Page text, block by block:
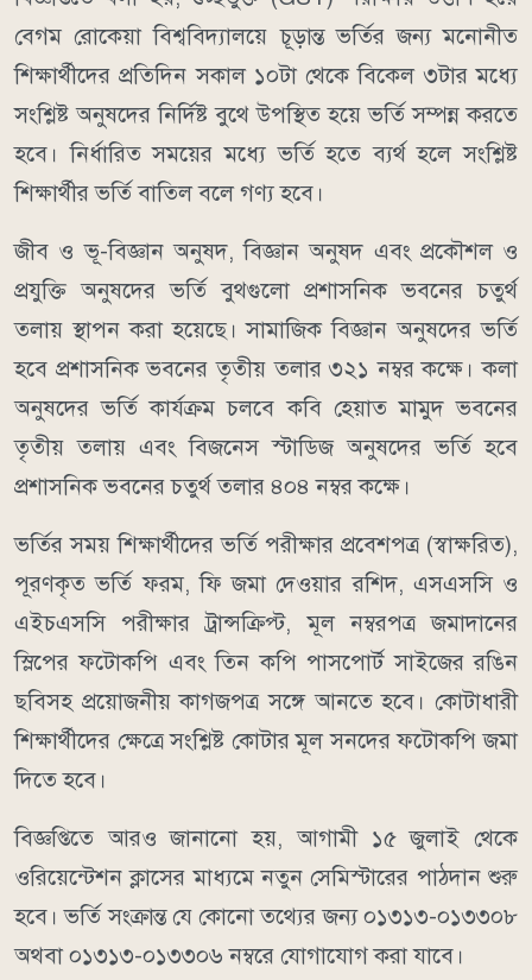
বেগম রোকেয়া বিশ্ববিদ্যালয়ে চূড়ান্ত ভর্তির জন্য মনোনীত
শিক্ষার্থীদের প্রতিদিন সকাল ১০টা থেকে বিকেল ৩টার মধ্যে
সংশ্লিষ্ট অনুষদের নির্দিষ্ট বুথে উপস্থিত হয়ে ভর্তি সম্পন্ন করতে
হবে। নির্ধারিত সময়ের মধ্যে ভর্তি হতে ব্যর্থ হলে সংশ্লিষ্ট
শিক্ষার্থীর ভর্তি বাতিল বলে গণ্য হবে।
জীব ও ভূ-বিজ্ঞান অনুষদ, বিজ্ঞান অনুষদ এবং প্রকৌশল ও
প্রযুক্তি অনুষদের ভর্তি বুথগুলো প্রশাসনিক ভবনের চতুর্থ
তলায় স্থাপন করা হয়েছে। সামাজিক বিজ্ঞান অনুষদের ভর্তি
হবে প্রশাসনিক ভবনের তৃতীয় তলার ৩২১ নম্বর কক্ষে। কলা
অনুষদের ভর্তি কার্যক্রম চলবে কবি হেয়াত মামুদ ভবনের
তৃতীয় তলায় এবং বিজনেস স্টাডিজ অনুষদের ভর্তি হবে
প্রশাসনিক ভবনের চতুর্থ তলার ৪০৪ নম্বর কক্ষে।
ভর্তির সময় শিক্ষার্থীদের ভর্তি পরীক্ষার প্রবেশপত্র (স্বাক্ষরিত),
পূরণকৃত ভর্তি ফরম, ফি জমা দেওয়ার রশিদ, এসএসসি ও
এইচএসসি পরীক্ষার ট্রান্সক্রিপ্ট, মূল নম্বরপত্র জমাদানের
স্লিপের ফটোকপি এবং তিন কপি পাসপোর্ট সাইজের রঙিন
ছবিসহ প্রয়োজনীয় কাগজপত্র সঙ্গে আনতে হবে। কোটাধারী
শিক্ষার্থীদের ক্ষেত্রে সংশ্লিষ্ট কোটার মূল সনদের ফটোকপি জমা
দিতে হবে।
বিজ্ঞপ্তিতে আরও জানানো হয়, আগামী ১৫ জুলাই থেকে
ওরিয়েন্টেশন ক্লাসের মাধ্যমে নতুন সেমিস্টারের পাঠদান শুরু
হবে। ভর্তি সংক্রান্ত যে কোনো তথ্যের জন্য ০১৩১৩-০১৩৩০৮
অথবা ০১৩১৩-০১৩৩০৬ নম্বরে যোগাযোগ করা যাবে।